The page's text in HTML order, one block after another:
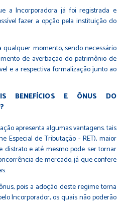
a Incorporadora já foi registrada e
fazer a opção pela instituição do
qualquer momento, sendo necessário
de averbação do patrimônio de
e a respectiva formalização junto ao
BENEFÍCIOS E ÔNUS DO
apresenta algumas vantagens. tais
Especial de Tributação - RET), maior
distrato e até mesmo pode ser tornar
de mercado, já que confere
pois a adoção deste regime torna
Incorporador, os quais não poderão